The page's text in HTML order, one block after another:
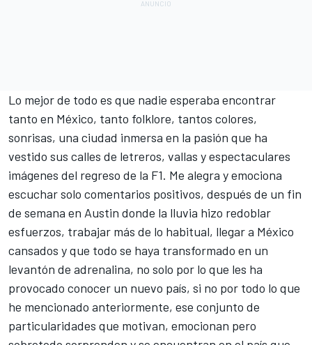
Lo mejor de todo es que nadie esperaba encontrar
tanto en México, tanto folklore, tantos colores,
sonrisas, una ciudad inmersa en la pasión que ha
vestido sus calles de letreros, vallas y espectaculares
imágenes del regreso de la F1. Me alegra y emociona
escuchar solo comentarios positivos, después de un fin
de semana en Austin donde la lluvia hizo redoblar
esfuerzos, trabajar más de lo habitual, llegar a México
cansados y que todo se haya transformado en un
levantón de adrenalina, no solo por lo que les ha
provocado conocer un nuevo país, si no por todo lo que
he mencionado anteriormente, ese conjunto de
particularidades que motivan, emocionan pero